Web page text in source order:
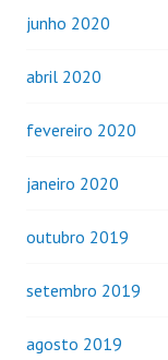
junho 2020
abril 2020
fevereiro 2020
janeiro 2020
outubro 2019
setembro 2019
agosto 2019